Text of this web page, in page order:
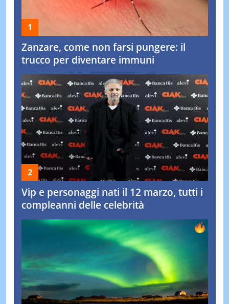
Zanzare, come non farsi pungere: il
trucco per diventare immuni
Vip e personaggi nati il 12 marzo, tutti i
compleanni delle celebrità